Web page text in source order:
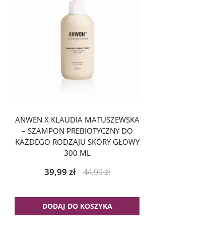
ANWEN X KLAUDIA MATUSZEWSKA
– SZAMPON PREBIOTYCZNY DO
KAŻDEGO RODZAJU SKÓRY GŁOWY
300 ML
39,99 zł 44,99zł
DODAJ DO KOSZYKA